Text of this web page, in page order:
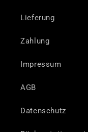
Lieferung
Zahlung
Impressum
AGB
Datenschutz